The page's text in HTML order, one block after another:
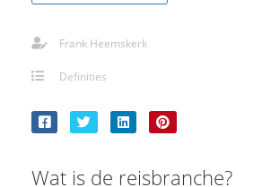
Frank Heemskerk
Definities
Wat is de reisbranche?